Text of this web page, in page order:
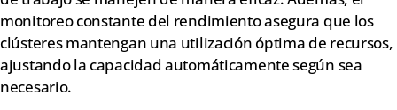
monitoreo constante del rendimiento asegura que los
clústeres mantengan una utilización óptima de recursos,
ajustando la capacidad automáticamente según sea
necesario.